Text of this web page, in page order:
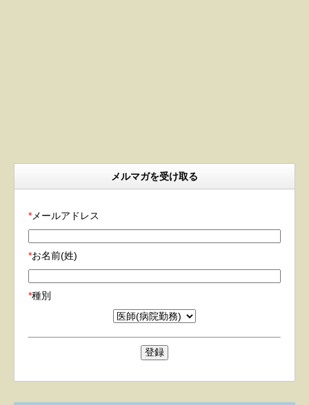
メルマガを受け取る
*メールアドレス
*お名前(姓)
*種別